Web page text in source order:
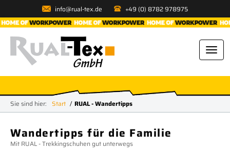
info@rual-tex.de +49 (0) 8782 978975
Sie sind hier: Start RUAL - Wandertipps
Wandertipps für die Familie
Mit RUAL - Trekkingschuhen gut unterwegs